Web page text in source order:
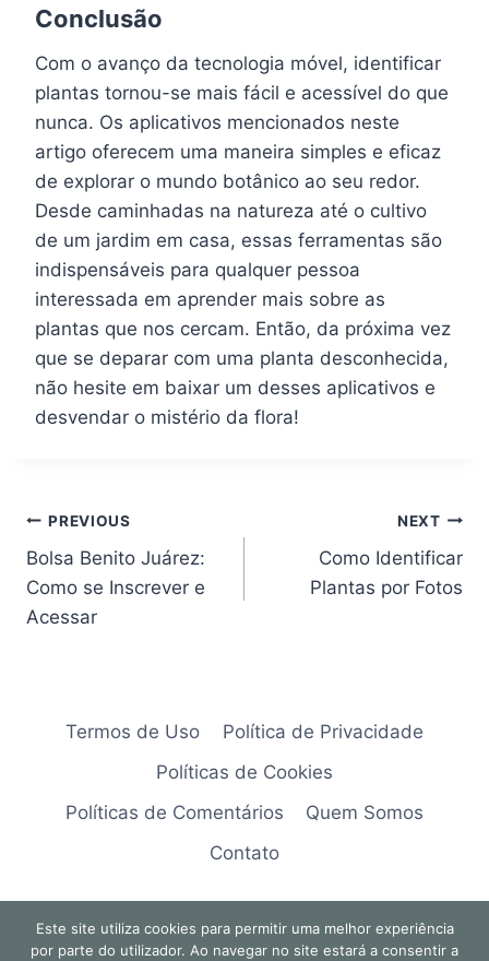
Conclusão
Com o avanço da tecnologia móvel, identificar
plantas tornou-se mais fácil e acessível do que
nunca. Os aplicativos mencionados neste
artigo oferecem uma maneira simples e eficaz
de explorar o mundo botânico ao seu redor.
Desde caminhadas na natureza até o cultivo
de um jardim em casa, essas ferramentas são
indispensáveis para qualquer pessoa
interessada em aprender mais sobre as
plantas que nos cercam. Então, da próxima vez
que se deparar com uma planta desconhecida,
não hesite em baixar um desses aplicativos e
desvendar o mistério da flora!
Navegação
de
artigos
PREVIOUS
Bolsa Benito Juárez:
Como se Inscrever e
Acessar
NEXT
Como Identificar
Plantas por Fotos
Termos de Uso
Política de Privacidade
Políticas de Cookies
Políticas de Comentários
Quem Somos
Contato
Este site utiliza cookies para permitir uma melhor experiência
por parte do utilizador. Ao navegar no site estará a consentir a